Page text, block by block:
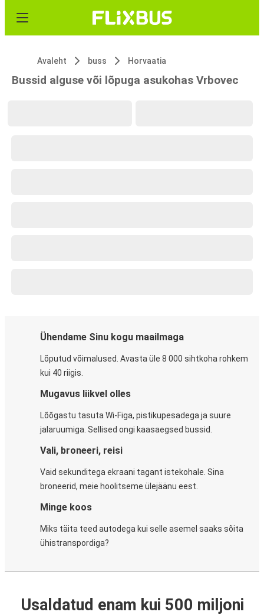
Avaleht buss Horvaatia
Bussid alguse või lõpuga asukohas Vrbovec
Ühendame Sinu kogu maailmaga
Lõputud võimalused. Avasta üle 8 000 sihtkoha rohkem
kui 40 riigis.
Mugavus liikvel olles
Lõõgastu tasuta Wi-Figa, pistikupesadega ja suure
jalaruumiga. Sellised ongi kaasaegsed bussid.
Vali, broneeri, reisi
Vaid sekunditega ekraani tagant istekohale. Sina
broneerid, meie hoolitseme ülejäänu eest.
Minge koos
Miks täita teed autodega kui selle asemel saaks sõita
ühistranspordiga?
Usaldatud enam kui 500 miljoni